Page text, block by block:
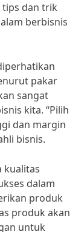
tips dan trik
berbisnis
pakar
sangat
kita. “Pilih
dan margin
bisnis.
kualitas
dalam
produk
produk akan
untuk